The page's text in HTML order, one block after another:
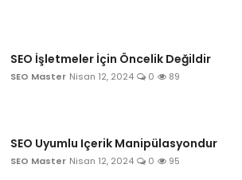
SEO İşletmeler İçin Öncelik Değildir
SEO Master Nisan 12, 2024 0 89
SEO Uyumlu Içerik Manipülasyondur
SEO Master Nisan 12, 2024 0 95